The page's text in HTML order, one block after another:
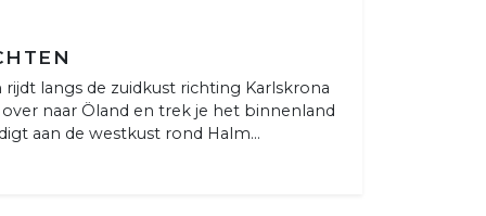
langs de zuidkust richting Karlskrona
naar Öland en trek je het binnenland
aan de westkust rond Halm...